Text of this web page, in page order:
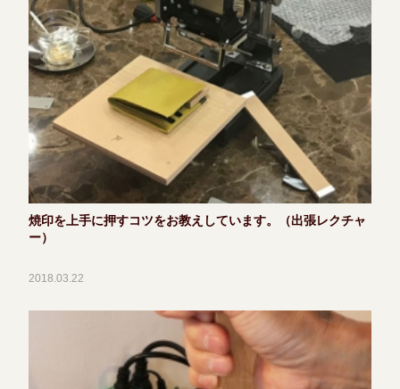
焼印を上手に押すコツをお教えしています。（出張レクチャ
ー）
2018.03.22